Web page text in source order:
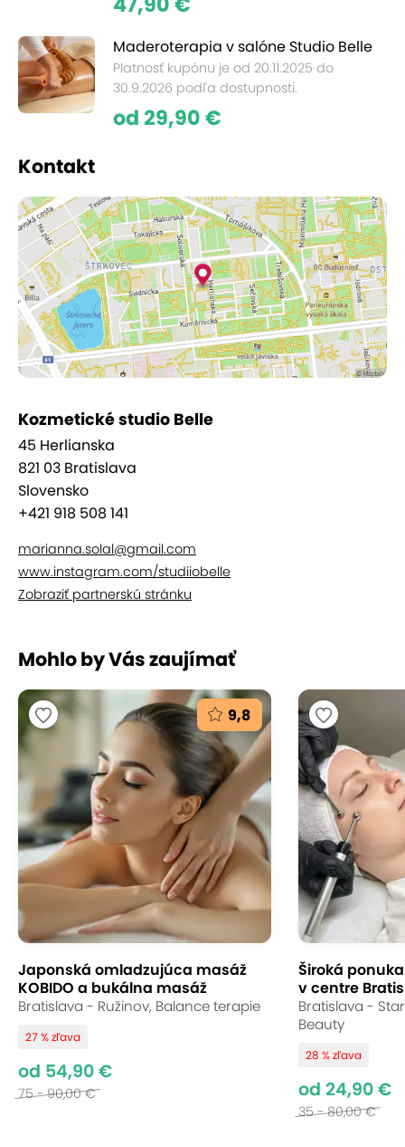
Maderoterapia v salóne Studio Belle
Platnosť kupónu je od 20.11.2025 do
30.9.2026 podľa dostupnosti.
od 29,90 €
Kontakt
Kozmetické studio Belle
45 Herlianska
821 03 Bratislava
Slovensko
+421 918 508 141
marianna.solal@gmail.com
www.instagram.com/studiiobelle
Zobraziť partnerskú stránku
Mohlo by Vás zaujímať
9,8
Japonská omladzujúca masáž
KOBIDO a bukálna masáž
Bratislava - Ružinov, Balance terapie
27 % zľava
od 54,90 €
75 - 90,00 €
Široká
v centre
Bratislava -
Beauty
28 % zľava
od 24,90 €
35 - 80,00 €